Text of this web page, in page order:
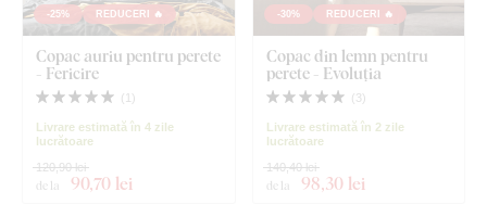
-25% REDUCERI 🔥
Copac auriu pentru perete
- Fericire
( 1 )
Livrare estimată în 4 zile
lucrătoare
de la 90,70 lei
120,90 lei
-30% REDUCERI 🔥
Copac din lemn pentru
perete - Evoluția
( 3)
Livrare estimată în 2 zile
lucrătoare
de la 98,30 lei
140,40 lei